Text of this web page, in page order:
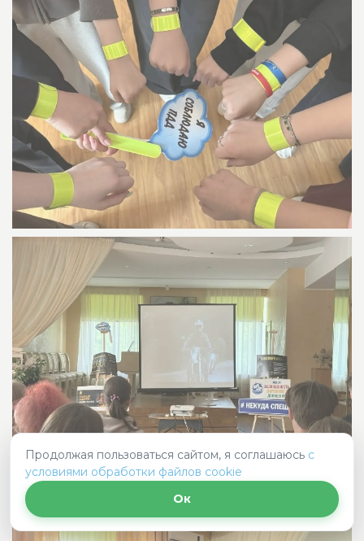
Продолжая пользоваться сайтом, я соглашаюсь с
условиями обработки файлов cookie
Ок